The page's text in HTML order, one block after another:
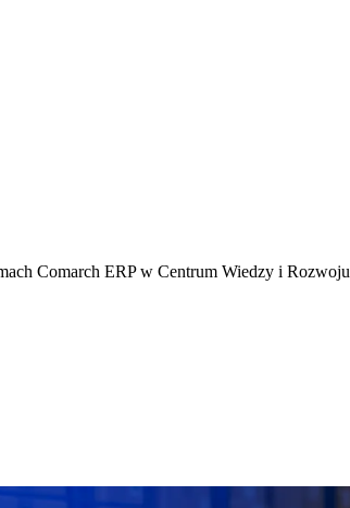
Comarch ERP w Centrum Wiedzy i Rozwoju